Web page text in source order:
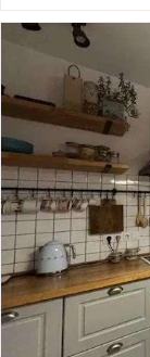
техніки для
закритого типу з
сервісом,
магазини, ринок,
м.Вирлиця та
комфортнішим